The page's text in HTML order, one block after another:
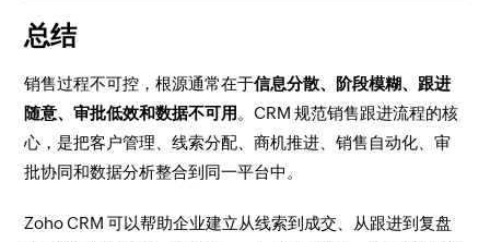
总结
销售过程不可控，根源通常在于信息分散、阶段模糊、跟进
随意、审批低效和数据不可用 。CRM 规范销售跟进流程的核
心，是把客户管理、线索分配、商机推进、销售自动化、审
批协同和数据分析整合到同一平台中。
Zoho CRM 可以帮助企业建立从线索到成交、从跟进到复盘